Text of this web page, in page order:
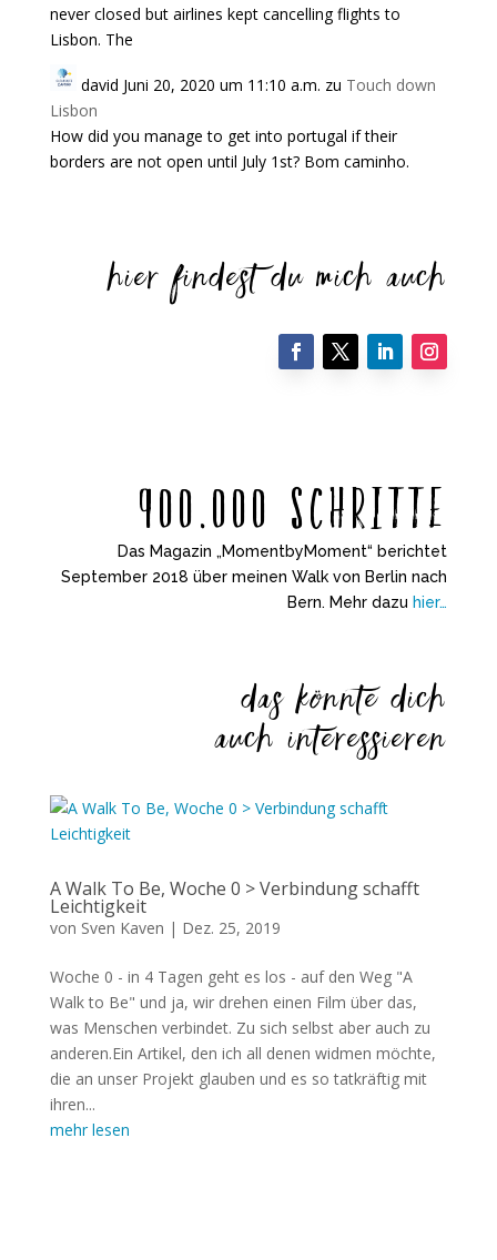
never closed but airlines kept cancelling flights to
Lisbon. The
david Juni 20, 2020 um 11:10 a.m. zu Touch down
Lisbon
How did you manage to get into portugal if their
borders are not open until July 1st? Bom caminho.
hier findest du mich auch
900.000 Schritte
Das Magazin „MomentbyMoment“ berichtet
September 2018 über meinen Walk von Berlin nach
Bern. Mehr dazu hier…
das könntedich
auch interessieren
A Walk To Be, Woche 0 > Verbindung schafft
Leichtigkeit
von Sven Kaven | Dez. 25, 2019
Woche 0 - in 4 Tagen geht es los - auf den Weg "A
Walk to Be" und ja, wir drehen einen Film über das,
was Menschen verbindet. Zu sich selbst aber auch zu
anderen.Ein Artikel, den ich all denen widmen möchte,
die an unser Projekt glauben und es so tatkräftig mit
ihren...
mehr lesen